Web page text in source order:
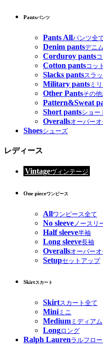
Pantsパンツ
Pants Allパンツ全
Denim pantsデニ
Corduroy pants
Cotton pantsコッ
Slacks pantsスラ
Military pants ミ
Other Pantsその
Pattern&Sweat
Short pantsショー
Overallsオーバー
Shoesシューズ
レディース
Vintageヴィンテージ
One pieceワンピース
Allワンピース全て
No sleeve ノースリ
Half sleeve半袖
Long sleeve長袖
Overallsオーバー
Setupセットアップ
Skirtスカート
Skirtスカート全て
Miniミニ
Medium ミディアム
Longロング
Ralph Laurenラルフロ